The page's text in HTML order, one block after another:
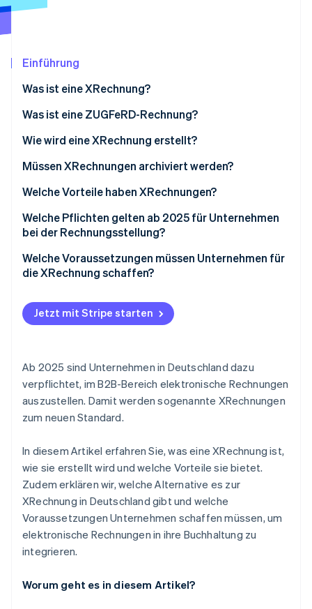
Climate
CO₂-Entnahme
Identity
Stripe-Sessions 2026
Erfahren Sie, wie Stripe Lösungen für die
Jetzt ansehen
Einführung
Was ist eine XRechnung?
Was ist eine ZUGFeRD-Rechnung?
Wie wird eine XRechnung erstellt?
Müssen XRechnungen archiviert werden?
Welche Vorteile haben XRechnungen?
Welche Pflichten gelten ab 2025 für Unternehmen
bei der Rechnungsstellung?
Welche Voraussetzungen müssen Unternehmen für
die XRechnung schaffen?
Jetzt mit Stripe starten
Ab 2025 sind Unternehmen in Deutschland dazu
verpflichtet, im B2B-Bereich elektronische Rechnungen
auszustellen. Damit werden sogenannte XRechnungen
zum neuen Standard.
In diesem Artikel erfahren Sie, was eine XRechnung ist,
wie sie erstellt wird und welche Vorteile sie bietet.
Zudem erklären wir, welche Alternative es zur
XRechnung in Deutschland gibt und welche
Voraussetzungen Unternehmen schaffen müssen, um
elektronische Rechnungen in ihre Buchhaltung zu
integrieren.
Worum geht es in diesem Artikel?